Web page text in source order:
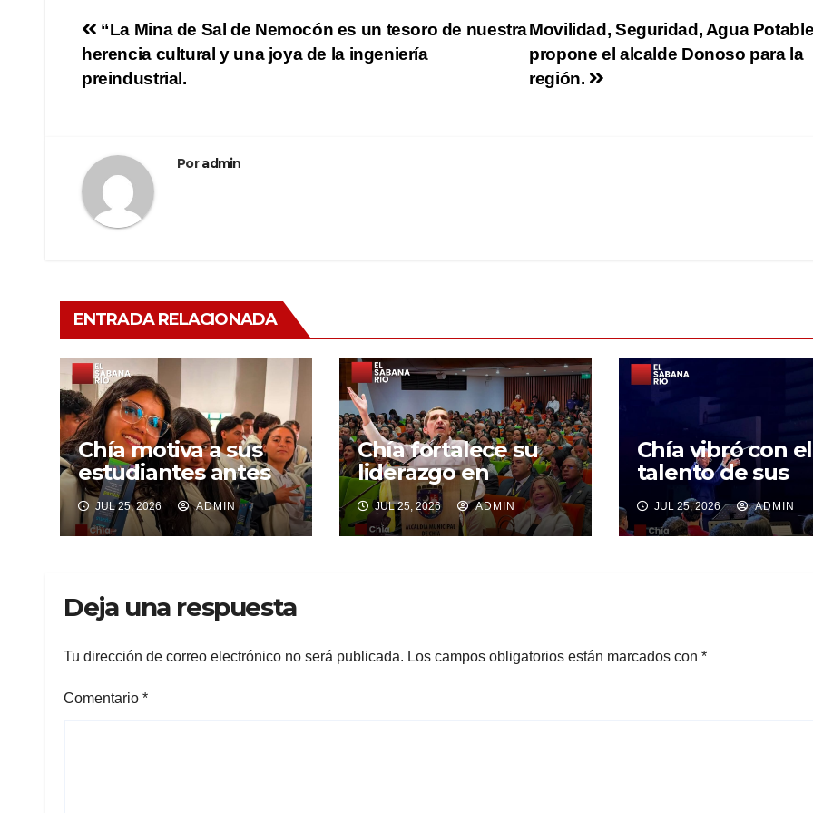
Movilidad, Seguridad, Agua
propone el alcalde Donoso para la
región.
“La Mina de Sal de Nemocón es un tesoro de nuestra
herencia cultural y una joya de la ingeniería
preindustrial.
Poradmin
ENTRADA RELACIONADA
Chía motiva a sus
estudiantes antes
de las Pruebas
Saber 11
JUL 25, 2026 ADMIN
Chía fortalece su
liderazgo en
movilidad
sostenible e
inclusión.
JUL 25, 2026 ADMIN
Chía vibró con el
talento de sus
bandas
en un emotivo
encuentro
JUL 25, 2026 ADMIN
Deja una respuesta
Tu dirección de correo electrónico no será publicada. Los campos obligatorios están marcados con *
Comentario *